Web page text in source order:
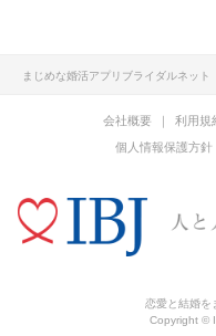
まじめな婚活アプリブライダルネット
会社概要 利用規
個人情報保護方針
恋愛と結婚を
Copyright ©